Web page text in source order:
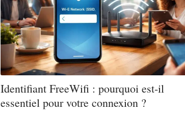
Identifiant FreeWifi : pourquoi est-il
essentiel pour votre connexion ?